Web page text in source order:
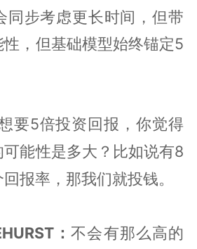
同步考虑更长时间，但带
，但基础模型始终锚定5
要5倍投资回报，你觉得
可能性是多大？比如说有8
报率，那我们就投钱。
：不会有那么高的